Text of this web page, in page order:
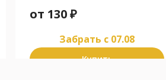
от 130₽
Забрать c 07.08
Купить